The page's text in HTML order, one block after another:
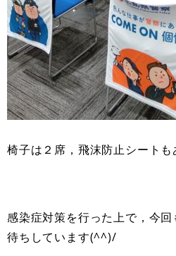
椅子は２席，飛沫防止シートも
感染症対策を行った上で，今
待ちしています(^^)/